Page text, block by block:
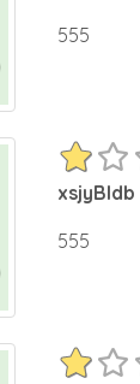
555
xsjyBldb
555